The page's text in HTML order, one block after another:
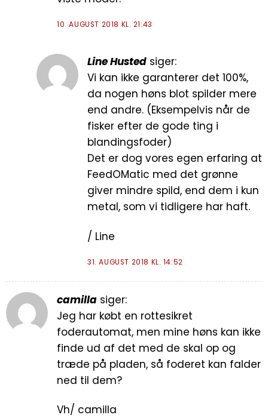
10. AUGUST 2018 KL. 21:43
Line Husted siger:
Vi kan ikke garanterer det 100%,
da nogen høns blot spilder mere
end andre. (Eksempelvis når de
fisker efter de gode ting i
blandingsfoder)
Det er dog vores egen erfaring at
FeedOMatic med det grønne
giver mindre spild, end dem i kun
metal, som vi tidligere har haft.
/ Line
31. AUGUST 2018 KL. 14:52
camilla siger:
Jeg har købt en rottesikret
foderautomat, men mine høns kan ikke
finde ud af det med de skal op og
træde på pladen, så foderet kan falder
ned til dem?
Vh/ camilla